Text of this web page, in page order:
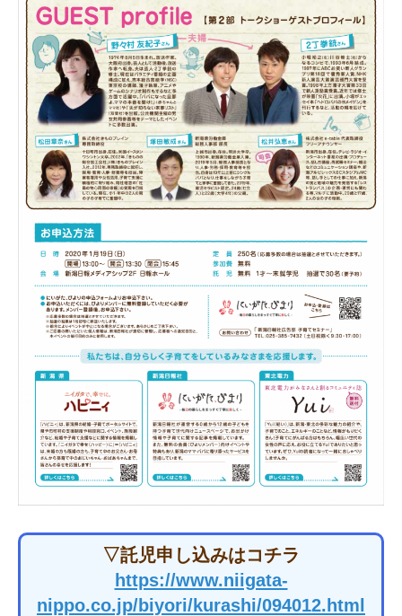
▽託児申し込みはコチラ
https://www.niigata-
nippo.co.jp/biyori/kurashi/094012.html